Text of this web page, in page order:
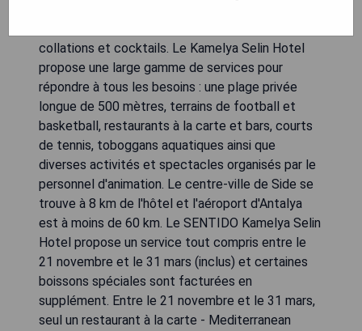
collations et cocktails. Le Kamelya Selin Hotel
propose une large gamme de services pour
répondre à tous les besoins : une plage privée
longue de 500 mètres, terrains de football et
basketball, restaurants à la carte et bars, courts
de tennis, toboggans aquatiques ainsi que
diverses activités et spectacles organisés par le
personnel d'animation. Le centre-ville de Side se
trouve à 8 km de l'hôtel et l'aéroport d'Antalya
est à moins de 60 km. Le SENTIDO Kamelya Selin
Hotel propose un service tout compris entre le
21 novembre et le 31 mars (inclus) et certaines
boissons spéciales sont facturées en
supplément. Entre le 21 novembre et le 31 mars,
seul un restaurant à la carte - Mediterranean